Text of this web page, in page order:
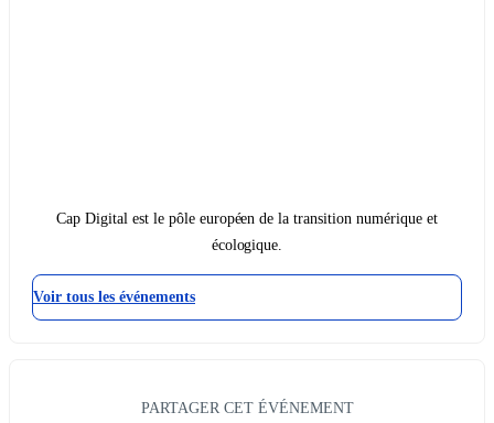
Cap Digital est le pôle européen de la transition numérique et
écologique.
Voir tous les événements
PARTAGER CET ÉVÉNEMENT